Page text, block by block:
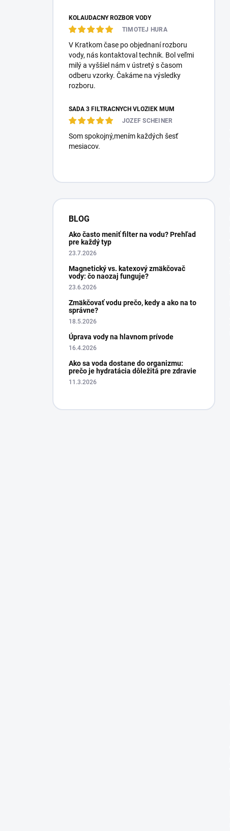
KOLAUDAČNÝ ROZBOR VODY
TIMOTEJ HURA
V Kratkom čase po objednaní rozboru
vody, nás kontaktoval technik. Bol veľmi
milý a vyššiel nám v ústretý s časom
odberu vzorky. Čakáme na výsledky
rozboru.
SADA 3 FILTRAČNÝCH VLOŽIEK MUM
JOZEF SCHEINER
Som spokojný,mením každých šesť
mesiacov.
BLOG
Ako často meniť filter na vodu? Prehľad
pre každý typ
23.7.2026
Magnetický vs. katexový zmäkčovač
vody: čo naozaj funguje?
23.6.2026
Zmäkčovať vodu prečo, kedy a ako na to
správne?
18.5.2026
Úprava vody na hlavnom prívode
16.4.2026
Ako sa voda dostane do organizmu:
prečo je hydratácia dôležitá pre zdravie
11.3.2026